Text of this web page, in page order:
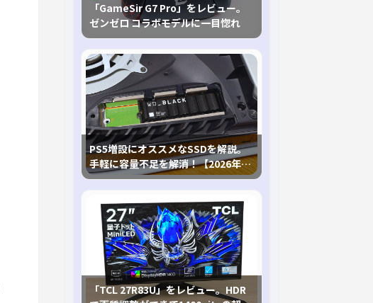
「GameSir G7 Pro」をレビュー。
ゼンゼロ コラボモデルに一目惚れ
PS5増設にオススメなSSDを解説。
手軽に容量不足を解消！【2026年最
新、PS5 Proにも対応】
「TCL 27R83U」をレビュー。HDR